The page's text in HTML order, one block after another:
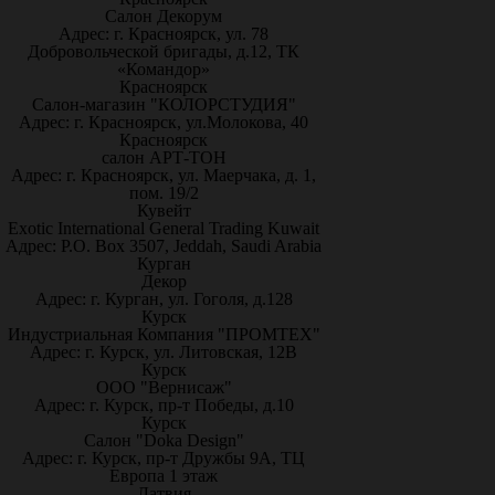
Салон Декорум
Адрес: г. Красноярск, ул. 78
Добровольческой бригады, д.12, ТК
«Командор»
Красноярск
Салон-магазин "КОЛОРСТУДИЯ"
Адрес: г. Красноярск, ул.Молокова, 40
Красноярск
салон АРТ-ТОН
Адрес: г. Красноярск, ул. Маерчака, д. 1,
пом. 19/2
Кувейт
Exotic International General Trading Kuwait
Адрес: P.O. Box 3507, Jeddah, Saudi Arabia
Курган
Декор
Адрес: г. Курган, ул. Гоголя, д.128
Курск
Индустриальная Компания "ПРОМТЕХ"
Адрес: г. Курск, ул. Литовская, 12В
Курск
ООО "Вернисаж"
Адрес: г. Курск, пр-т Победы, д.10
Курск
Салон "Doka Design"
Адрес: г. Курск, пр-т Дружбы 9А, ТЦ
Европа 1 этаж